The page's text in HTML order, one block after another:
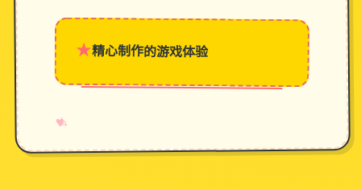
★精心制作的游戏体验
♥
✧
→